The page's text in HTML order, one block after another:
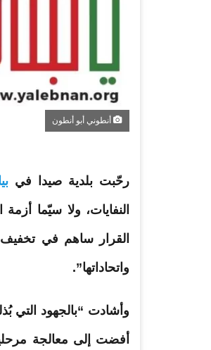
أنطوني أبو أنطون
رحّبت بلدية صيدا في
النفايات، ولا سيّما
القرار ساهم في تخفيف
واتحاداتها”.
وأشادت “بالجهود التي
أفضت إلى معالجة